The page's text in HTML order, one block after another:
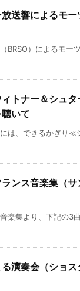
放送響によるモ
BRSO）によるモ
トナー＆シュ
いて
は、できるかぎり
ンス音楽集（
楽集より、下記の3
演奏会（ショス